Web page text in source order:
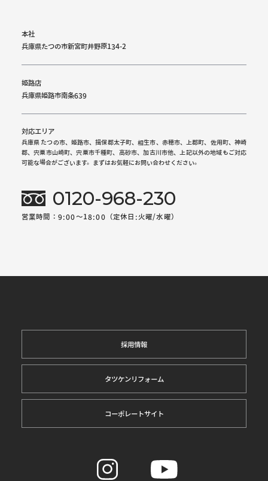
本社
兵庫県たつの市新宮町井野原134-2
姫路店
兵庫県姫路市南条639
対応エリア
兵庫県 たつの市、姫路市、揖保郡太子町、相生市、赤穂市、上郡町、佐用町、神崎
郡、宍粟市山崎町、宍粟市千種町、高砂市、加古川市他、上記以外の地域もご対応
可能な場合がございます。まずはお気軽にお問い合わせください。
0120-968-230
営業時間：9:00～18:00（定休日:火曜/水曜）
採用情報
タツケンリフォーム
コーポレートサイト